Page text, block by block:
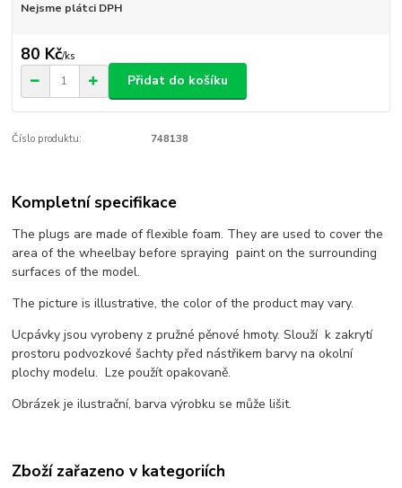
Nejsme plátci DPH
80 Kč/ks
Přidat do košíku
Číslo produktu: 748138
Kompletní specifikace
The plugs are made of flexible foam. They are used to cover the
area of the wheelbay before spraying paint on the surrounding
surfaces of the model.
The picture is illustrative, the color of the product may vary.
Ucpávky jsou vyrobeny z pružné pěnové hmoty. Slouží k zakrytí
prostoru podvozkové šachty před nástřikem barvy na okolní
plochy modelu. Lze použít opakovaně.
Obrázek je ilustrační, barva výrobku se může lišit.
Zboží zařazeno v kategoriích